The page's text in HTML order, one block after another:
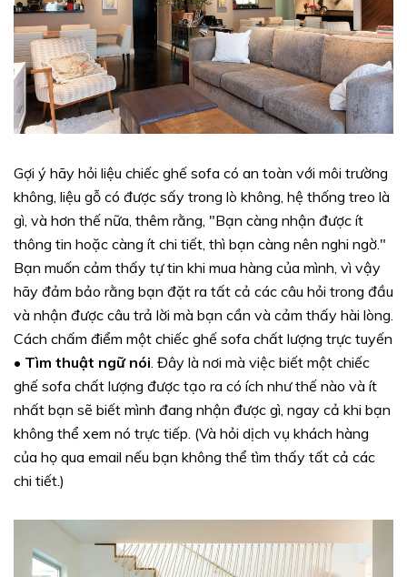
Gợi ý hãy hỏi liệu chiếc ghế sofa có an toàn với môi trường
không, liệu gỗ có được sấy trong lò không, hệ thống treo là
gì, và hơn thế nữa, thêm rằng, "Bạn càng nhận được ít
thông tin hoặc càng ít chi tiết, thì bạn càng nên nghi ngờ."
Bạn muốn cảm thấy tự tin khi mua hàng của mình, vì vậy
hãy đảm bảo rằng bạn đặt ra tất cả các câu hỏi trong đầu
và nhận được câu trả lời mà bạn cần và cảm thấy hài lòng.
Cách chấm điểm một chiếc ghế sofa chất lượng trực tuyến
• Tìm thuật ngữ nói. Đây là nơi mà việc biết một chiếc
ghế sofa chất lượng được tạo ra có ích như thế nào và ít
nhất bạn sẽ biết mình đang nhận được gì, ngay cả khi bạn
không thể xem nó trực tiếp. (Và hỏi dịch vụ khách hàng
của họ qua email nếu bạn không thể tìm thấy tất cả các
chi tiết.)